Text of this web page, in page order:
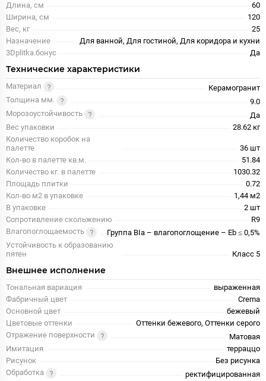
Длина, см
60
Ширина, см
120
Вес, кг
25
Назначение
Для ванной, Для гостиной, Для коридора и кухни
3Dplitka.бонус
Да
Технические характеристики
Материал
Керамогранит
Толщина мм.
9.0
Морозоустойчивость
Да
Вес упаковки
28.62 кг
Количество коробок на
палетте
36 шт
Кол-во в палетте кв.м.
51.84
Количество кг. в палетте
1030.32
Площадь плитки
0.72
Кол-во м2 в упаковке
1,44 м2
В упаковке
2 шт
Сопротивление скольжению
R9
Влагопоглощаемость
Группа BIa – влагопоглощение – Eb ≤ 0,5%
Устойчивость к образованию
пятен
Класс 5
Внешнее исполнение
Тональная вариация
выраженная
Фабричный цвет
Crema
Основной цвет
бежевый
Цветовые оттенки
Оттенки бежевого, Оттенки серого
Отражение поверхности
Матовая
Имитация
терраццо
Рисунок
Без рисунка
Обработка
ректифицированная